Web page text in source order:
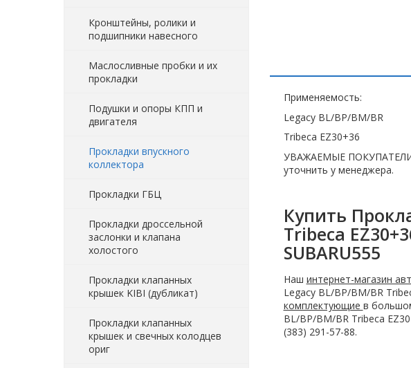
Кронштейны, ролики и
подшипники навесного
Маслосливные пробки и их
прокладки
Подушки и опоры КПП и
двигателя
Прокладки впускного
коллектора
Прокладки ГБЦ
Прокладки дроссельной
заслонки и клапана
холостого
Прокладки клапанных
крышек KIBI (дубликат)
Прокладки клапанных
крышек и свечных колодцев
ориг
Применяемость:
Legacy BL/BP/BM/BR
Tribeca EZ30+36
УВАЖАЕМЫЕ ПОКУПАТЕЛИ!
уточнить у менеджера.
Купить
Tribeca
SUBARU555
Наш интернет-магазин
Legacy BL/BP/BM/BR
комплектующие в
BL/BP/BM/BR Tribeca
(383) 291-57-88.